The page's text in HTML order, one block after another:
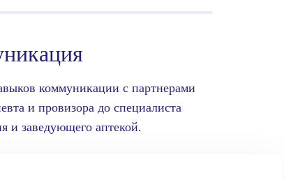
коммуникации с партнерами
и провизора до специалиста
и заведующего аптекой.